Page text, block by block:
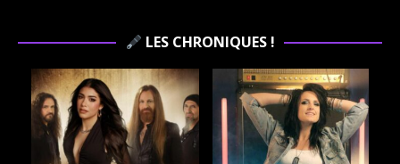
LES CHRONIQUES !